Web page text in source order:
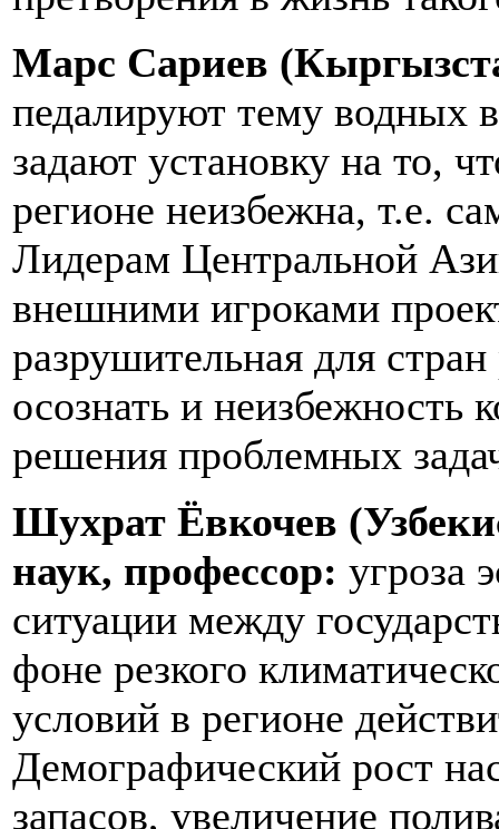
Марс Сариев
педалируют тему водных
задают установку на то,
регионе неизбежна, т.е.
Лидерам Центральной
внешними игроками
разрушительная для
осознать и неизбежность
решения проблемных
Шухрат Ёвкочев
наук, профессор: угроза
ситуации между
фоне резкого
условий в регионе
Демографический рост
запасов, увеличение